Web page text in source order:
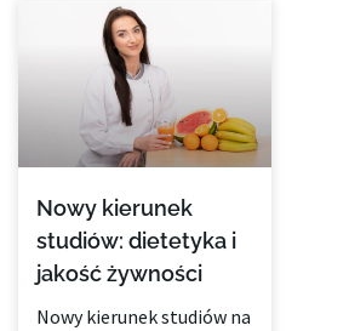
Nowy kierunek
studiów: dietetyka i
jakość żywności
Nowy kierunek studiów na